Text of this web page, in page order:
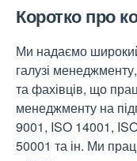
Коротко про
Ми надаємо
галузі
та фахівців, що
менеджменту на
9001, ISO 14001,
50001 та ін. Ми